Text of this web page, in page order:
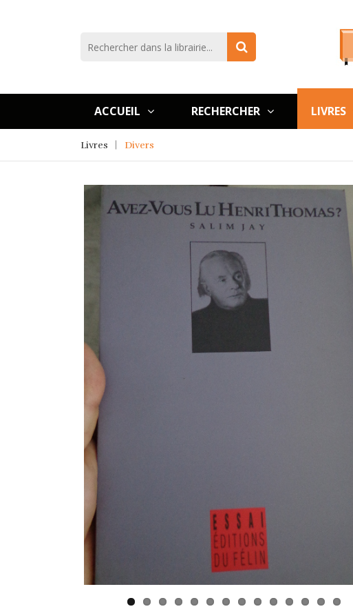
ACCUEIL RECHERCHER LIVRES
Livres Divers